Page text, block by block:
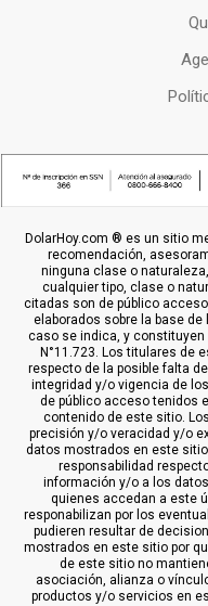
DolarHoy.com ® es un sitio
recomendación,
ninguna clase o
cualquier tipo, clase o
citadas son de público
elaborados sobre la base
caso se indica, y constituyen
N°11.723. Los titulares de
respecto de la posible falta
integridad y/o vigencia de
de público acceso tenidos
contenido de este sitio.
precisión y/o veracidad y/o
datos mostrados en este
responsabilidad
información y/o a los
quienes accedan a este
responabilizan por los
pudieren resultar de
mostrados en este sitio por
de este sitio no
asociación, alianza o
productos y/o servicios en